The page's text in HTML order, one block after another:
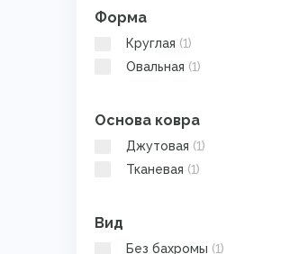
Форма
Круглая (1)
Овальная (1)
Основа ковра
Джутовая (1)
Тканевая (1)
Вид
Без бахромы (1)